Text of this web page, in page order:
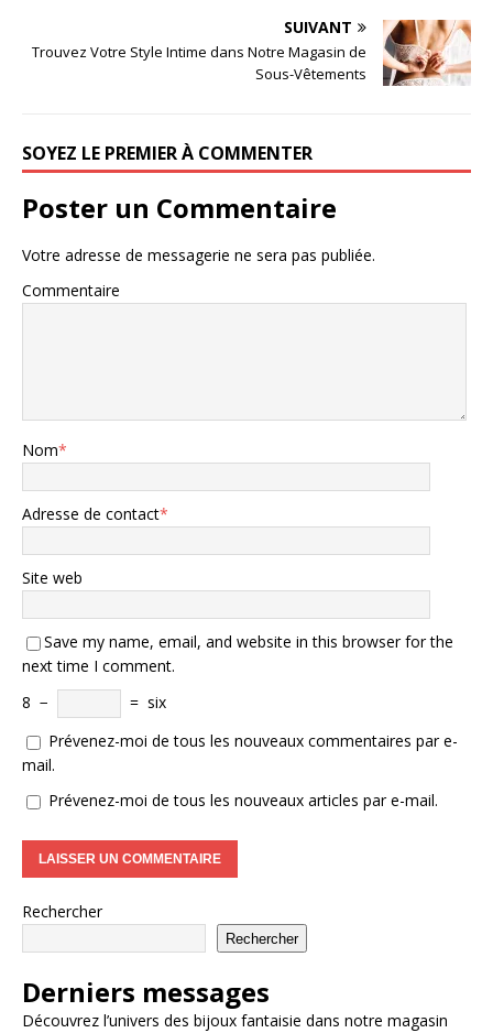
SUIVANT
Trouvez Votre Style Intime dans Notre Magasin de
Sous-Vêtements
SOYEZ LE PREMIER À COMMENTER
Poster un Commentaire
Votre adresse de messagerie ne sera pas publiée.
Commentaire
Nom*
Adresse de contact*
Site web
Save my name, email, and website in this browser for the
next time I comment.
8 − = six
Prévenez-moi de tous les nouveaux commentaires par e-
mail.
Prévenez-moi de tous les nouveaux articles par e-mail.
Rechercher
Rechercher
Derniers messages
Découvrez l’univers des bijoux fantaisie dans notre magasin